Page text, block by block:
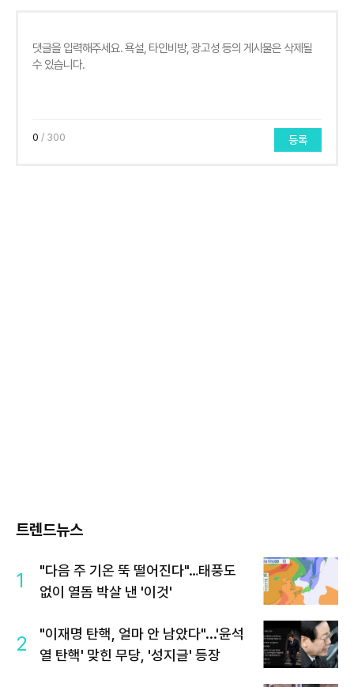
0 / 300 등록
트렌드뉴스
1
"다음 주 기온 뚝 떨어진다"…태풍도
없이 열돔 박살 낸 '이것'
2
"이재명 탄핵, 얼마 안 남았다"...'윤석
열 탄핵' 맞힌 무당, '성지글' 등장